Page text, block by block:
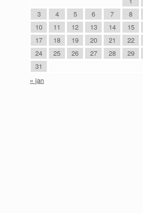
3
4 5 6 7 8
10
11 12 13 14 15
17
18 19 20 21 22
24
25 26 27 28 29
31
« jan